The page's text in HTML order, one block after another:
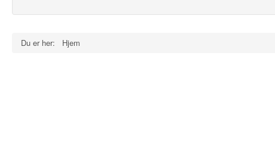
Du er her: Hjem